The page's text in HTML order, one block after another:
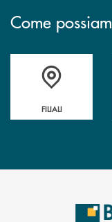
Come
Trova la filiale più
FILIALI